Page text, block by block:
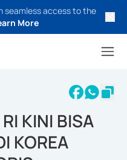
seamless access to the
More
KINI BISA
KOREA